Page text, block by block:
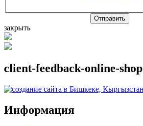
Отправить
закрыть
client-feedback-online-shop
Информация